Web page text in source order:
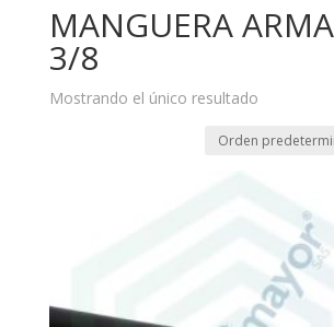
MANGUERA
3/8
Mostrando el único resultado